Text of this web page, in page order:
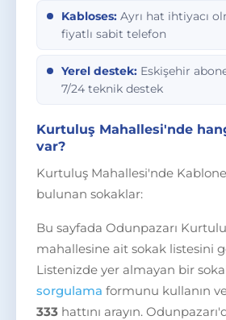
Kabloses: Ayrı hat ihtiyacı
fiyatlı sabit telefon
Yerel destek: Eskişehir
7/24 teknik destek
Kurtuluş Mahallesi'nde
var?
Kurtuluş Mahallesi'nde
bulunan sokaklar:
Bu sayfada Odunpazarı
mahallesine ait sokak listesini
Listenizde yer almayan bir
sorgulama formunu kullanın
333 hattını arayın.